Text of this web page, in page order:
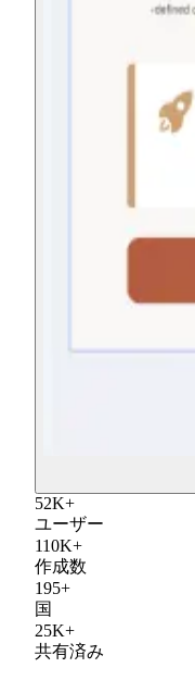
52K+
ユーザー
110K+
作成数
195+
国
25K+
共有済み